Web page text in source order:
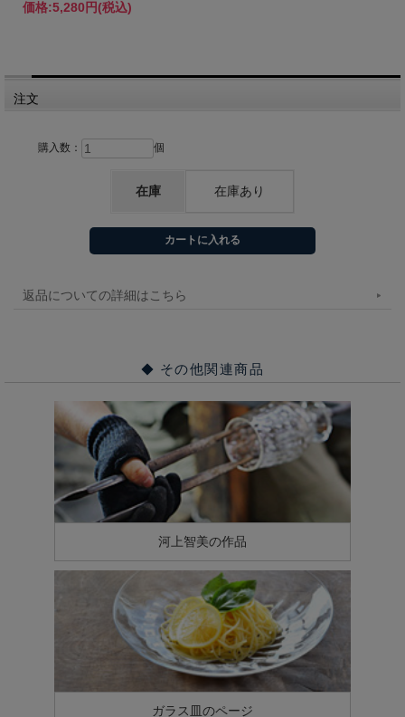
価格:5,280円(税込)
注文
購入数： 個
在庫 在庫あり
返品についての詳細はこちら
その他関連商品
河上智美の作品
ガラス皿のページ